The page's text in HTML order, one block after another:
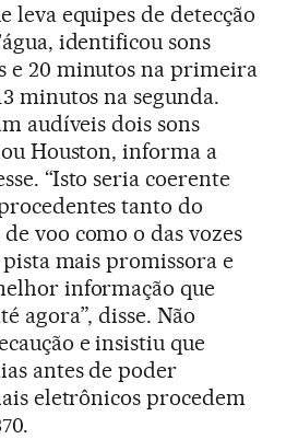
leva equipes de detecção
identificou sons
e 20 minutos na primeira
minutos na segunda.
audíveis dois sons
Houston, informa a
“Isto seria coerente
tanto do
voo como o das vozes
mais promissora e
informação que
agora”, disse. Não
e insistiu que
antes de poder
eletrônicos procedem